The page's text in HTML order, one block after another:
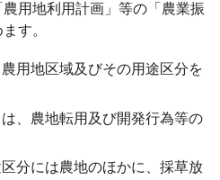
用地利用計画」等の「農業振
す。
用地区域及びその用途区分を
、農地転用及び開発行為等の
分には農地のほかに、採草放